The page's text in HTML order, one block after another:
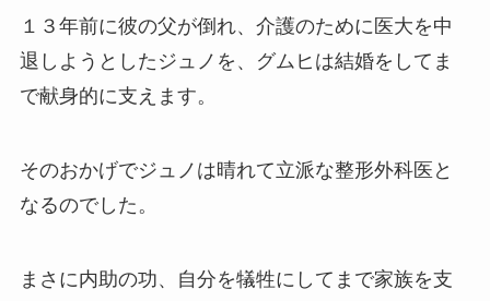
１３年前に彼の父が倒れ、介護のために医大を中
退しようとしたジュノを、グムヒは結婚をしてま
で献身的に支えます。
そのおかげでジュノは晴れて立派な整形外科医と
なるのでした。
まさに内助の功、自分を犠牲にしてまで家族を支